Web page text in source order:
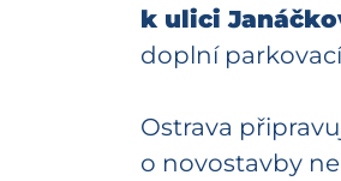
k ulici
doplní
Ostrava
o novostavby